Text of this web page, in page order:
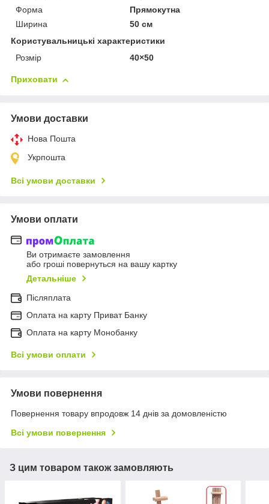
Форма
Прямокутна
Ширина
50 см
Користувальницькі характеристики
Розмір
40×50
Приховати
Умови доставки
Нова Пошта
Укрпошта
Всі умови доставки
Умови оплати
Ви отримаєте замовлення
або гроші повернуться на вашу картку
Детальніше
Післяплата
Оплата на карту Приват Банку
Оплата на карту Монобанку
Всі умови оплати
Умови повернення
Повернення товару впродовж 14 днів за домовленістю
Всі умови повернення
З цим товаром також замовляють